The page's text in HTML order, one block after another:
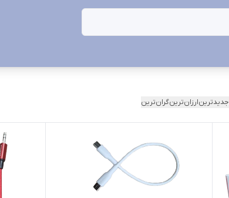
جدیدترینارزان‌ترینگران‌ترین